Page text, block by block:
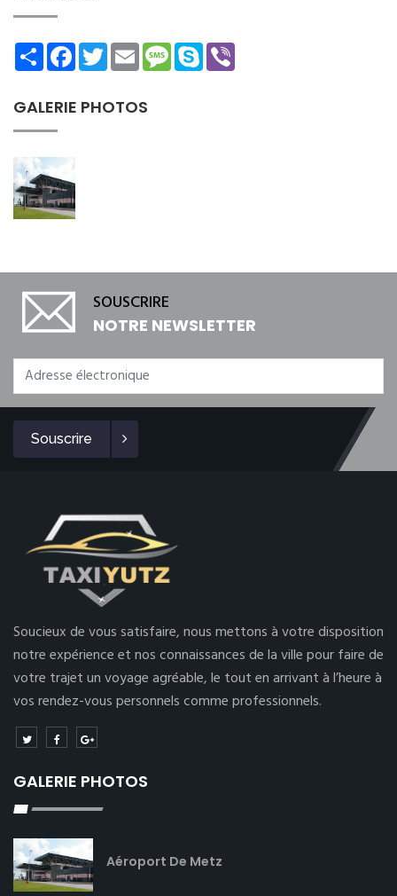
ShareFacebookTwitterEmailMessage
Skype
GALERIE PHOTOS
SOUSCRIRE
NOTRE NEWSLETTER
Souscrire
Soucieux de vous satisfaire, nous mettons à votre disposition
notre expérience et nos connaissances de la ville pour faire de
votre trajet un voyage agréable, le tout en arrivant à l’heure à
vos rendez-vous personnels comme professionnels.
GALERIE PHOTOS
Aéroport De Metz